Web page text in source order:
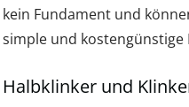
kein Fundament und
simple und kostengünstige
Halbklinker und